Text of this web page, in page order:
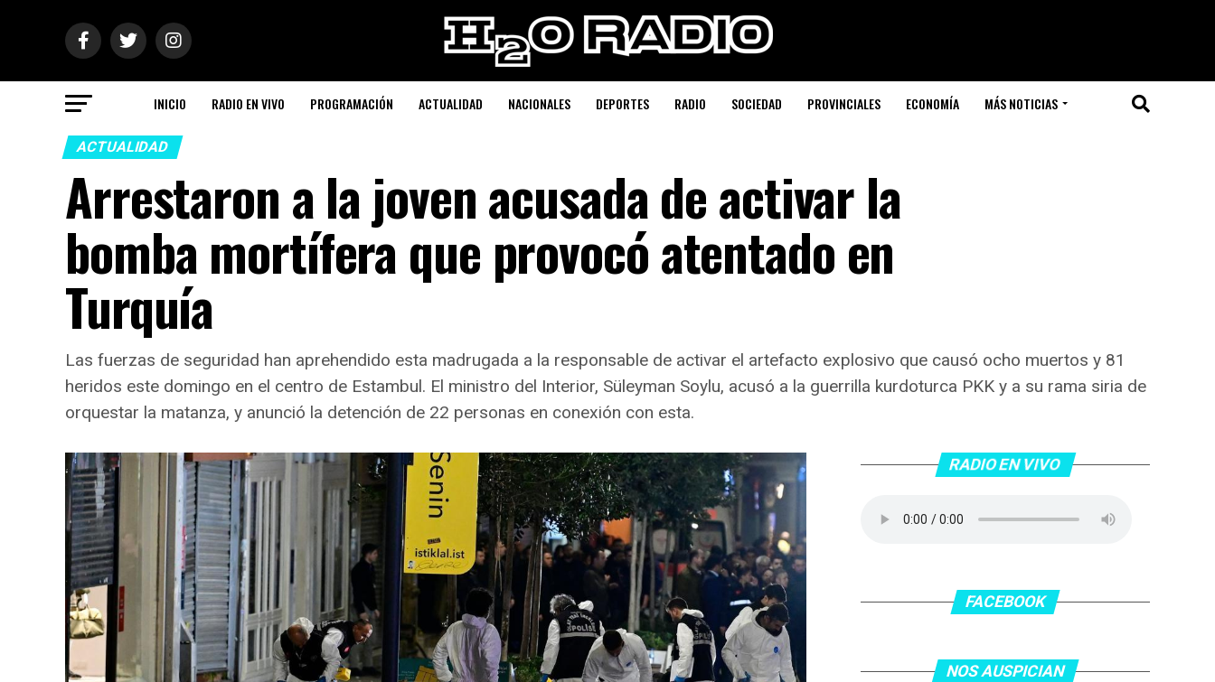
INICIO RADIO EN VIVO PROGRAMACIÓN ACTUALIDAD NACIONALES DEPORTES RADIO SOCIEDAD PROVINCIALES ECONOMÍA MÁS NOTICIAS
ACTUALIDAD
Arrestaron a la joven acusada de activar la
bomba mortífera que provocó atentado en
Turquía
Las fuerzas de seguridad han aprehendido esta madrugada a la responsable de activar el artefacto explosivo que causó ocho muertos y 81
heridos este domingo en el centro de Estambul. El ministro del Interior, Süleyman Soylu, acusó a la guerrilla kurdoturca PKK y a su rama siria de
orquestar la matanza, y anunció la detención de 22 personas en conexión con esta.
RADIO EN VIVO
FACEBOOK
NOS AUSPICIAN